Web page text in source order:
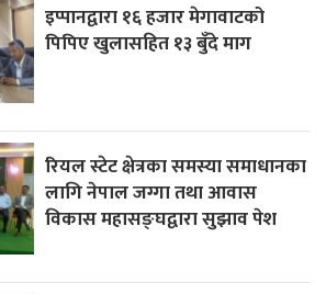
इप्पानद्वारा १६ हजार मेगावाटको
पिपिए खुलासहित १३ बुँदे माग
रियल स्टेट क्षेत्रका समस्या समाधानका
लागि नेपाल जग्गा तथा आवास
विकास महासङ्घद्वारा सुझाव पेश